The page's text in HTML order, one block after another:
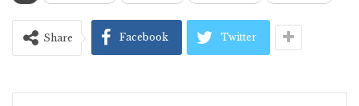
Share Facebook Twitter